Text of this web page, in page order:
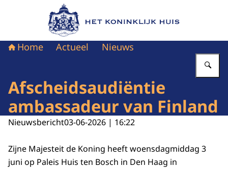
Naar de homepage van Het Koninklijk Huis
Home Actueel Nieuws
Afscheidsaudiëntie
ambassadeur van Finland
Nieuwsbericht03-06-2026 | 16:22
Zijne Majesteit de Koning heeft woensdagmiddag 3
juni op Paleis Huis ten Bosch in Den Haag in